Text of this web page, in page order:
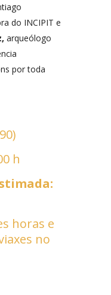
do INCIPIT e
arqueólogo
por toda
h
horas e
no